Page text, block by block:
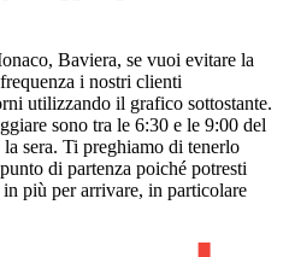
Baviera, se vuoi evitare la
i nostri clienti
utilizzando il grafico sottostante.
sono tra le 6:30 e le 9:00 del
sera. Ti preghiamo di tenerlo
di partenza poiché potresti
più per arrivare, in particolare